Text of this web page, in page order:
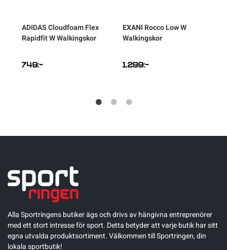
ADIDASCloudfoam Flex
Rapidfit W Walkingskor
749:-
EXANI Rocco Low W
Walkingskor
1.299:-
Alla Sportringens butiker ägs och drivs av hängivna entreprenörer
med ett stort intresse för sport. Detta betyder att varje butik har sitt
egna utvalda produktsortiment. Välkommen till Sportringen, din
lokala sportbutik!